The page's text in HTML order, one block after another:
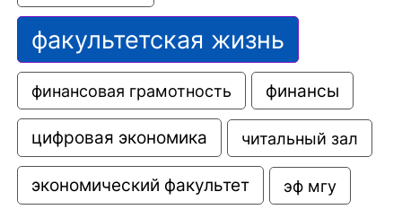
факультетская жизнь
финансовая грамотность финансы
цифровая экономика читальный зал
экономический факультет эф мгу